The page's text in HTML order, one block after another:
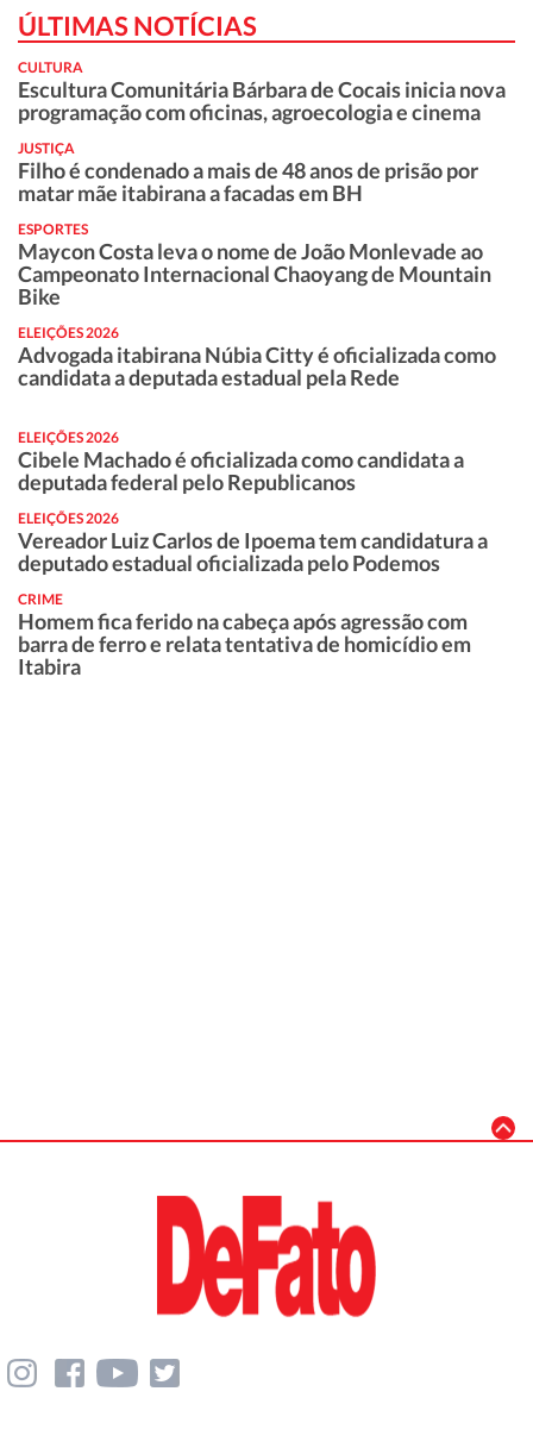
ÚLTIMAS NOTÍCIAS
CULTURA
Escultura Comunitária Bárbara de Cocais inicia nova
programação com oficinas, agroecologia e cinema
JUSTIÇA
Filho é condenado a mais de 48 anos de prisão por
matar mãe itabirana a facadas em BH
ESPORTES
Maycon Costa leva o nome de João Monlevade ao
Campeonato Internacional Chaoyang de Mountain
Bike
ELEIÇÕES 2026
Advogada itabirana Núbia Citty é oficializada como
candidata a deputada estadual pela Rede
ELEIÇÕES 2026
Cibele Machado é oficializada como candidata a
deputada federal pelo Republicanos
ELEIÇÕES 2026
Vereador Luiz Carlos de Ipoema tem candidatura a
deputado estadual oficializada pelo Podemos
CRIME
Homem fica ferido na cabeça após agressão com
barra de ferro e relata tentativa de homicídio em
Itabira